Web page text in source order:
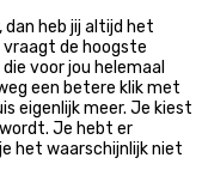
dan heb jij altijd het
vraagt de hoogste
voor jou helemaal
een betere klik met
eigenlijk meer. Je kiest
Je hebt er
het waarschijnlijk niet